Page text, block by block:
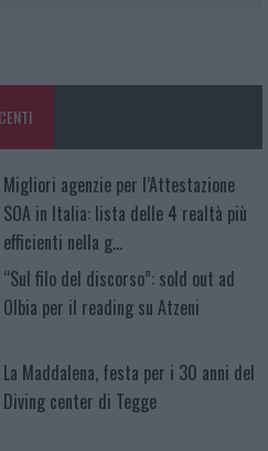
Migliori agenzie per l’Attestazione
SOA in Italia: lista delle 4 realtà più
efficienti nella g…
“Sul filo del discorso”: sold out ad
Olbia per il reading su Atzeni
La Maddalena, festa per i 30 anni del
Diving center di Tegge